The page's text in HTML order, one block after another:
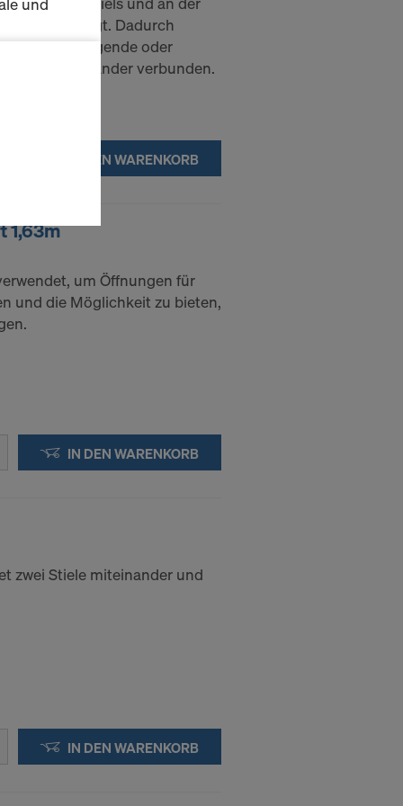
Stiels befestigt. Dadurch
auf hängende oder
miteinander verbunden.
IN DEN WARENKORB
1,63m
um Öffnungen für
und die Möglichkeit zu bieten,
IN DEN WARENKORB
zwei Stiele miteinander und
IN DEN WARENKORB
Sie der
auch
dem
indem
DIE